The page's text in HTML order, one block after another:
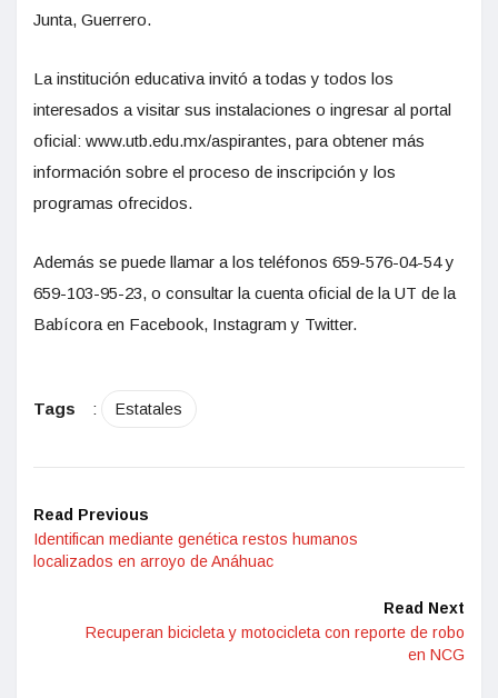
Junta, Guerrero.
La institución educativa invitó a todas y todos los
interesados a visitar sus instalaciones o ingresar al portal
oficial: www.utb.edu.mx/aspirantes, para obtener más
información sobre el proceso de inscripción y los
programas ofrecidos.
Además se puede llamar a los teléfonos 659-576-04-54 y
659-103-95-23, o consultar la cuenta oficial de la UT de la
Babícora en Facebook, Instagram y Twitter.
Tags : Estatales
Read Previous
Identifican mediante genética restos humanos
localizados en arroyo de Anáhuac
Read Next
Recuperan bicicleta y motocicleta con reporte de robo
en NCG